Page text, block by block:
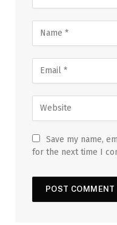
Save my name,
for the next time I